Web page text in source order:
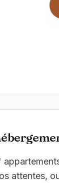
attentes,